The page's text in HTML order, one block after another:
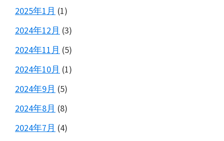
2025年1月 (1)
2024年12月 (3)
2024年11月 (5)
2024年10月 (1)
2024年9月 (5)
2024年8月 (8)
2024年7月 (4)